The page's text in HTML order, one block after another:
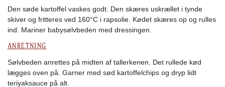
Den søde kartoffel vaskes godt. Den skæres uskrællet i tynde
skiver og fritteres ved 160°C i rapsolie. Kødet skæres op og rulles
ind. Mariner babysølvbeden med dressingen.
ANRETNING
Sølvbeden anrettes på midten af tallerkenen. Det rullede kød
lægges oven på. Garner med sød kartoffelchips og dryp lidt
teriyaksauce på alt.